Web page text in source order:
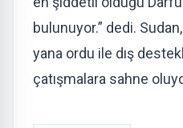
bulunuyor.” dedi.
yana ordu ile dış
çatışmalara sahne